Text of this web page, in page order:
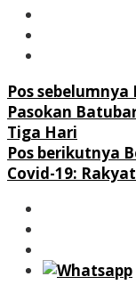
Navigasi
pos
Pos sebelumnya
Pasokan
Tiga Hari
Pos berikutnya
Covid-19: